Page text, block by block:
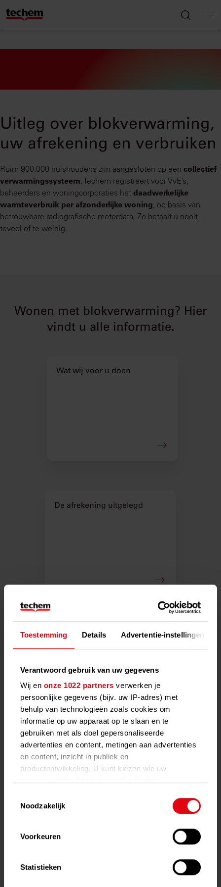
Toestemming Details Advertentie-instellingen
Verantwoord gebruik van uw gegevens
Wij en onze 1022 partners verwerken je
persoonlijke gegevens (bijv. uw IP-adres) met
behulp van technologieën zoals cookies om
informatie op uw apparaat op te slaan en te
gebruiken met als doel gepersonaliseerde
advertenties en content, metingen aan advertenties
en content, inzicht in publiek en
productontwikkeling. U kunt kiezen wie uw
Als u het toestaat, willen we ook graag:
locatie, die tot een paar meter nauwkeurig kan
zijn
scannen op specifieke eigenschappen
Noodzakelijk
Voorkeuren
Statistieken
Uitleg over blokverwarming,
uw afrekening en verbruiken
Ruim 900.000 huishoudens zijn aangesloten op een collectief
verwarmingssysteem. Techem registreert voor VvE’s,
beheerders en woningcorporaties het daadwerkelijke
warmteverbruik per afzonderlijke woning, op basis van
betrouwbare radiografische meterdata. Zo betaalt u nooit
teveel of te weinig.
Wonen met blokverwarming? Hier
vindt u alle informatie.
Wat wij voor u doen
De afrekening uitgelegd
Inzicht in uw verbuik met Ted
Reparatie afspraak maken